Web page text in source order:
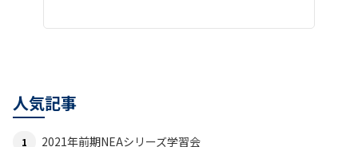
人気記事
2021年前期NEAシリーズ学習会